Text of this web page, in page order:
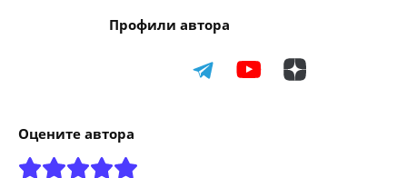
Профили автора
Оцените автора